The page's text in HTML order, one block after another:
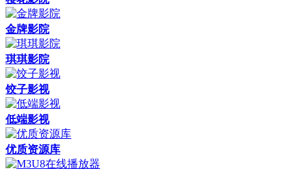
金牌影院
琪琪影院
饺子影视
低端影视
优质资源库